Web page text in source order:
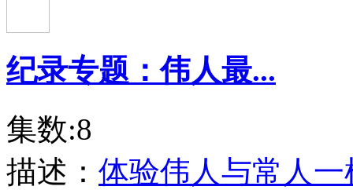
纪录专题：伟人最...
集数:8
描述： 体验伟人与常人